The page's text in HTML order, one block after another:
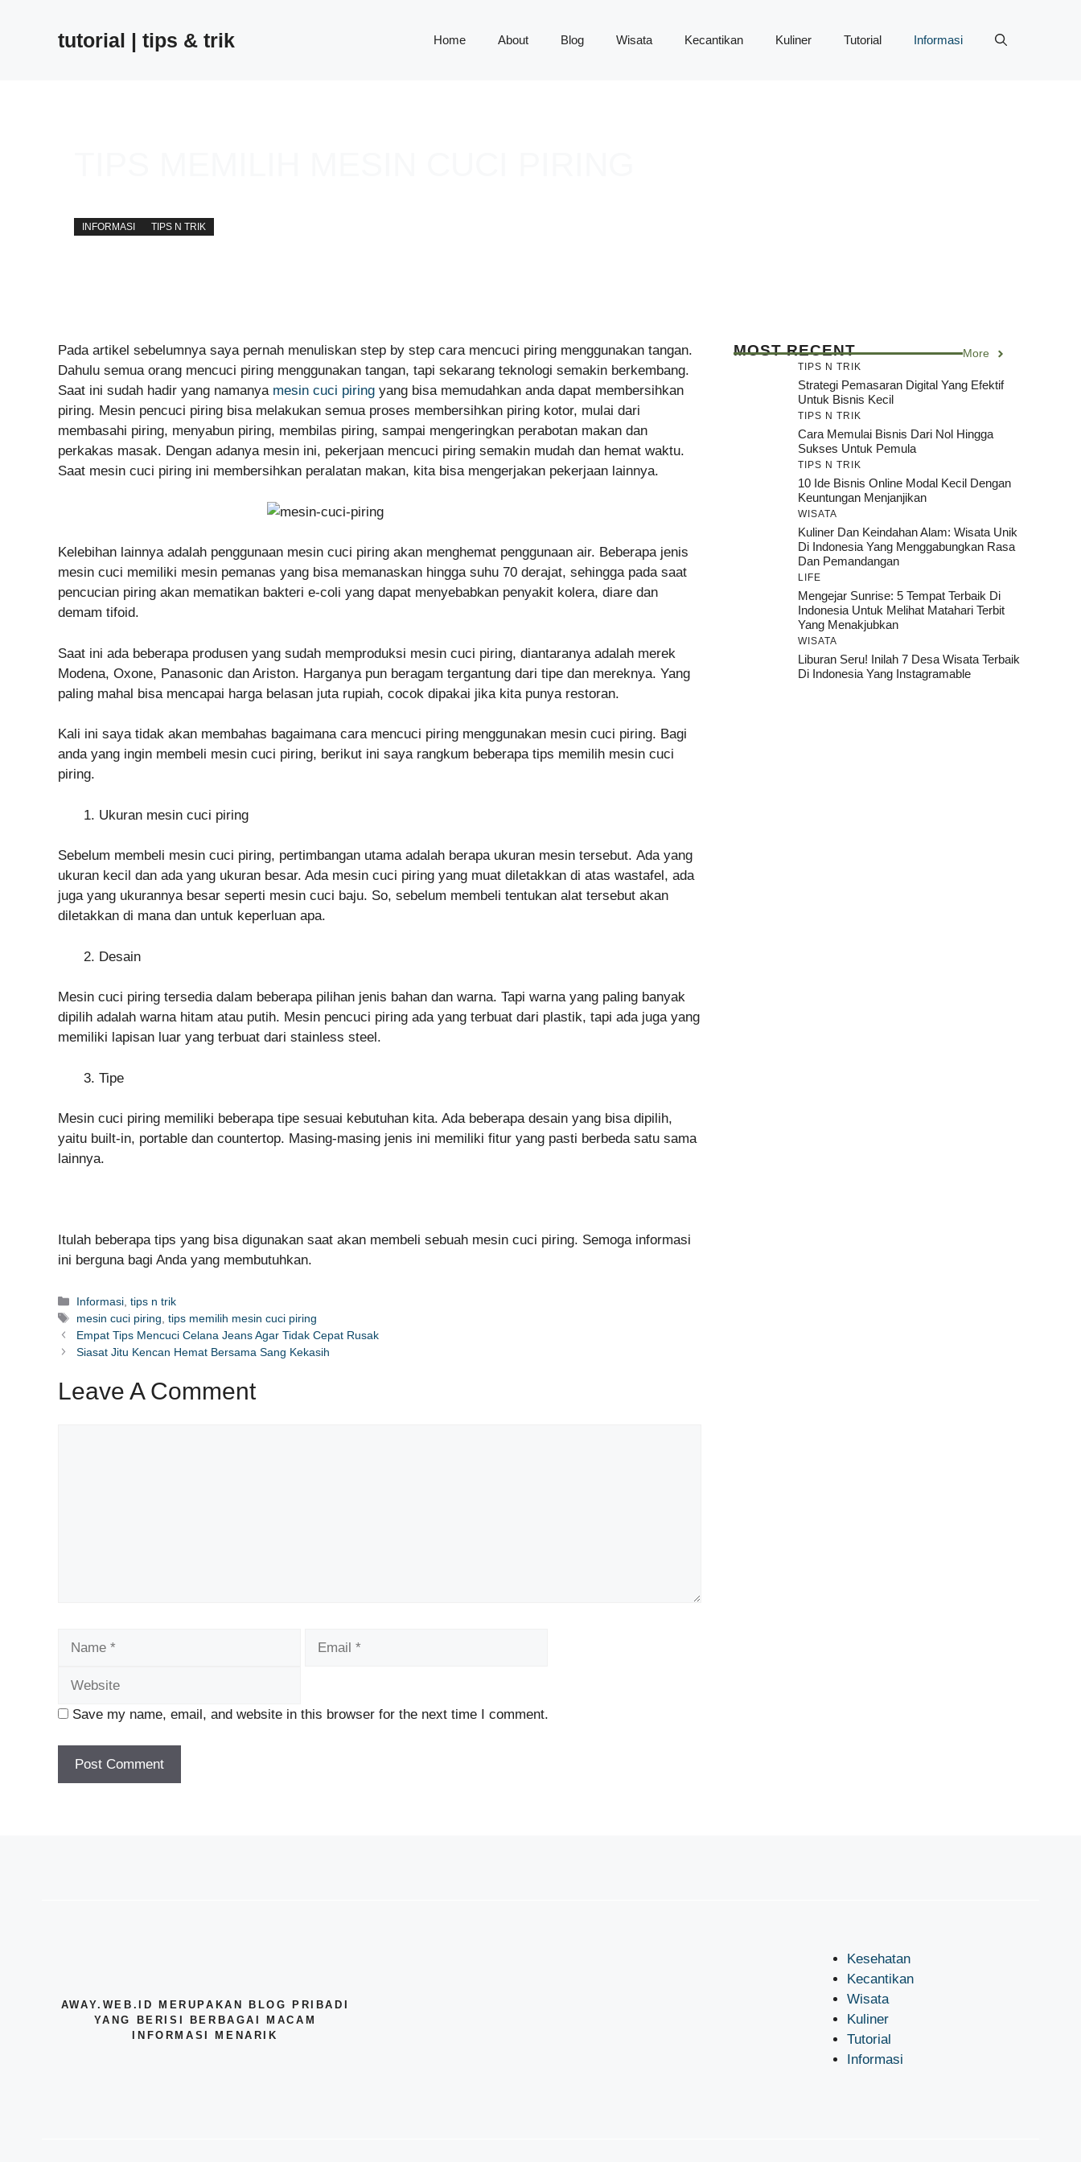
tutorial | tips & trik Home About Blog Wisata Kecantikan Kuliner Tutorial Informasi
INFORMASI TIPS N TRIK
Pada artikel sebelumnya saya pernah menuliskan step by step cara mencuci piring menggunakan tangan.
Dahulu semua orang mencuci piring menggunakan tangan, tapi sekarang teknologi semakin berkembang.
Saat ini sudah hadir yang namanya mesin cuci piring yang bisa memudahkan anda dapat membersihkan
piring. Mesin pencuci piring bisa melakukan semua proses membersihkan piring kotor, mulai dari
membasahi piring, menyabun piring, membilas piring, sampai mengeringkan perabotan makan dan
perkakas masak. Dengan adanya mesin ini, pekerjaan mencuci piring semakin mudah dan hemat waktu.
Saat mesin cuci piring ini membersihkan peralatan makan, kita bisa mengerjakan pekerjaan lainnya.
Kelebihan lainnya adalah penggunaan mesin cuci piring akan menghemat penggunaan air. Beberapa jenis
mesin cuci memiliki mesin pemanas yang bisa memanaskan hingga suhu 70 derajat, sehingga pada saat
pencucian piring akan mematikan bakteri e-coli yang dapat menyebabkan penyakit kolera, diare dan
demam tifoid.
Saat ini ada beberapa produsen yang sudah memproduksi mesin cuci piring, diantaranya adalah merek
Modena, Oxone, Panasonic dan Ariston. Harganya pun beragam tergantung dari tipe dan mereknya. Yang
paling mahal bisa mencapai harga belasan juta rupiah, cocok dipakai jika kita punya restoran.
Kali ini saya tidak akan membahas bagaimana cara mencuci piring menggunakan mesin cuci piring. Bagi
anda yang ingin membeli mesin cuci piring, berikut ini saya rangkum beberapa tips memilih mesin cuci
piring.
Ukuran mesin cuci piring
Sebelum membeli mesin cuci piring, pertimbangan utama adalah berapa ukuran mesin tersebut. Ada yang
ukuran kecil dan ada yang ukuran besar. Ada mesin cuci piring yang muat diletakkan di atas wastafel, ada
juga yang ukurannya besar seperti mesin cuci baju. So, sebelum membeli tentukan alat tersebut akan
diletakkan di mana dan untuk keperluan apa.
Desain
Mesin cuci piring tersedia dalam beberapa pilihan jenis bahan dan warna. Tapi warna yang paling banyak
dipilih adalah warna hitam atau putih. Mesin pencuci piring ada yang terbuat dari plastik, tapi ada juga yang
memiliki lapisan luar yang terbuat dari stainless steel.
Tipe
Mesin cuci piring memiliki beberapa tipe sesuai kebutuhan kita. Ada beberapa desain yang bisa dipilih,
yaitu built-in, portable dan countertop. Masing-masing jenis ini memiliki fitur yang pasti berbeda satu sama
lainnya.
Itulah beberapa tips yang bisa digunakan saat akan membeli sebuah mesin cuci piring. Semoga informasi
ini berguna bagi Anda yang membutuhkan.
Categories
Informasi ,tips n trik
Tags
mesin cuci piring ,tips memilih mesin cuci piring
Empat Tips Mencuci Celana Jeans Agar Tidak Cepat Rusak
Siasat Jitu Kencan Hemat Bersama Sang Kekasih
Leave A Comment
Save my name, email, and website in this browser for the next time I comment.
MOST RECENT More
TIPS N TRIK
Strategi Pemasaran Digital Yang Efektif
Untuk Bisnis Kecil
TIPS N TRIK
Cara Memulai Bisnis Dari Nol Hingga
Sukses Untuk Pemula
TIPS N TRIK
10 Ide Bisnis Online Modal Kecil Dengan
Keuntungan Menjanjikan
WISATA
Kuliner Dan Keindahan Alam: Wisata Unik
Di Indonesia Yang Menggabungkan Rasa
Dan Pemandangan
LIFE
Mengejar Sunrise: 5 Tempat Terbaik Di
Indonesia Untuk Melihat Matahari Terbit
Yang Menakjubkan
WISATA
Liburan Seru! Inilah 7 Desa Wisata Terbaik
Di Indonesia Yang Instagramable
AWAY.WEB.ID MERUPAKAN BLOG PRIBADI
YANG BERISI BERBAGAI MACAM
INFORMASI MENARIK
Kesehatan
Kecantikan
Wisata
Kuliner
Tutorial
Informasi